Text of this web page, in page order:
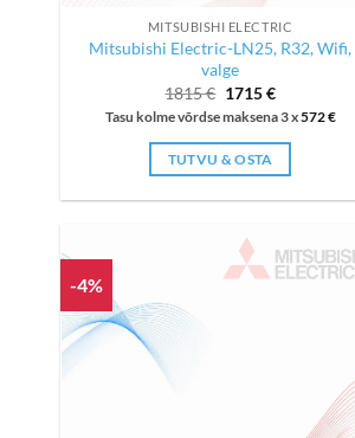
MITSUBISHI ELECTRIC
Mitsubishi Electric-LN25, R32, Wifi,
valge
1815€ Algne
hind
oli:
1815 €.
1715€Current
price
is:
1715 €.
Tasu kolme võrdse maksena 3 x572€
TUTVU & OSTA
-4%